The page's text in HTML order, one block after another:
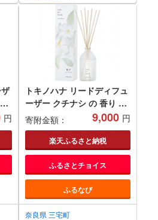
ト
円
トキノハナ リードディフュ
ーザー クチナシ の 香り 晴
香堂 HARUKADO toki no
hana 梔子 ルームフレグラ
ンス 芳香剤 インテリア ア
ロマ 香り リビング 玄関 ベ
ッドルーム プレゼント ギフ
ト
寄附金額： 9,000 円
楽天ふるさと納税
ふるさとチョイス
ふるなび
奈良県 三宅町